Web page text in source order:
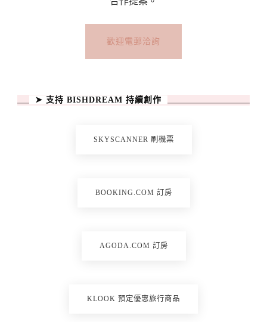
歡迎電郵洽詢
➤ 支持 BISHDREAM 持續創作
SKYSCANNER 刷機票
BOOKING.COM 訂房
AGODA.COM 訂房
KLOOK 預定優惠旅行商品